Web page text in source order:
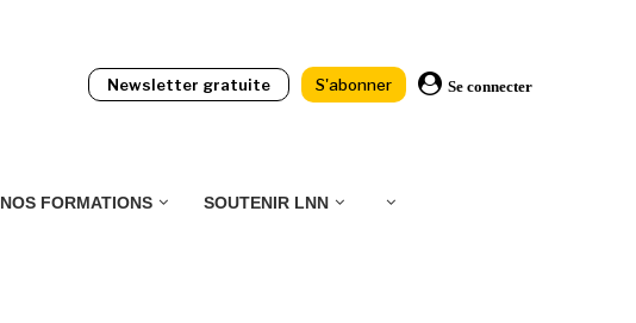
Newsletter gratuite S'abonner Se connecter
NOS FORMATIONS SOUTENIR LNN